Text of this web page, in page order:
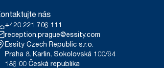
náplní
nás
+420 221 706 111
reception.prague@essity.com
Essity Czech Republic s.r.o.
Praha 8, Karlin, Sokolovská 100/94
186 00 Česká republika